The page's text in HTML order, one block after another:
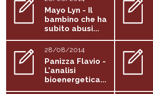
Mayo Lyn - Il
bambino che ha
subito abusi...
28/08/2014
Panizza Flavio -
L'analisi
bioenergetica...